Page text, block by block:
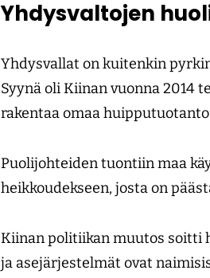
Yhdysvaltojen
Yhdysvallat on kuitenkin
Syynä oli Kiinan vuonna 2014
rakentaa omaa
Puolijohteiden tuontiin maa
heikkoudekseen, josta on
Kiinan politiikan muutos soitti
ja asejärjestelmät ovat